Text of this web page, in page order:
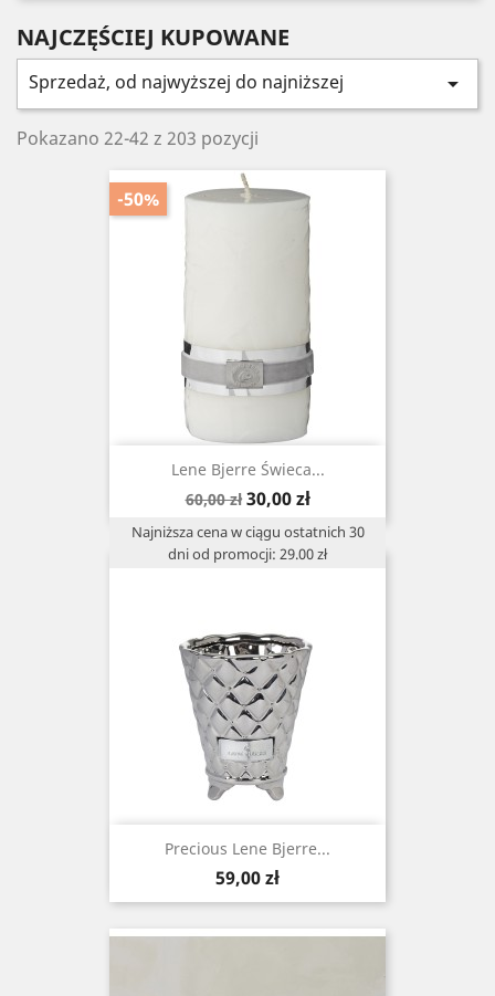
NAJCZĘŚCIEJ KUPOWANE
Sprzedaż, od najwyższej do najniższej 
Pokazano 22-42 z 203 pozycji
Lene Bjerre Świeca...
Cena
60,00 zł Cena
30,00 zł
Najniższa cena w ciągu ostatnich 30
dni od promocji: 29.00 zł
-50%
Precious Lene Bjerre...
Cena
59,00 zł